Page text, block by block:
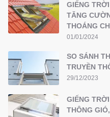
GIẾNG
TĂNG
THOÁNG
01/01/2024
SO SÁNH
TRUYỀN
29/12/2023
GIẾNG
THÔNG